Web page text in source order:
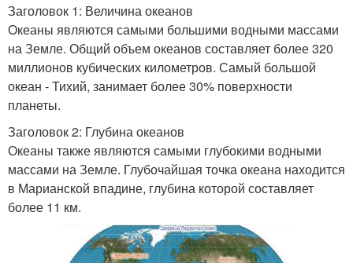
Заголовок 1: Величина океанов
Океаны являются самыми большими водными массами
на Земле. Общий объем океанов составляет более 320
миллионов кубических километров. Самый большой
океан - Тихий, занимает более 30% поверхности
планеты.
Заголовок 2: Глубина океанов
Океаны также являются самыми глубокими водными
массами на Земле. Глубочайшая точка океана находится
в Марианской впадине, глубина которой составляет
более 11 км.